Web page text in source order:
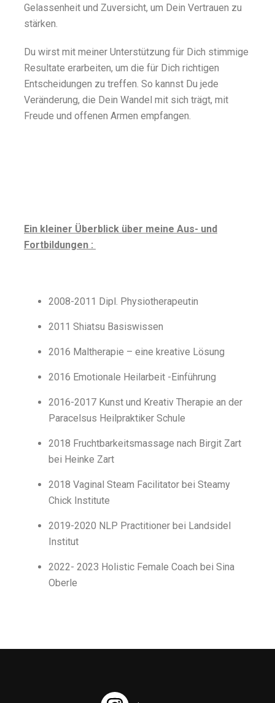
Gelassenheit und Zuversicht, um Dein Vertrauen zu
stärken.
Du wirst mit meiner Unterstützung für Dich stimmige
Resultate erarbeiten, um die für Dich richtigen
Entscheidungen zu treffen. So kannst Du jede
Veränderung, die Dein Wandel mit sich trägt, mit
Freude und offenen Armen empfangen.
Ein kleiner Überblick über meine Aus- und
Fortbildungen :
2008-2011 Dipl. Physiotherapeutin
2011 Shiatsu Basiswissen
2016 Maltherapie – eine kreative Lösung
2016 Emotionale Heilarbeit -Einführung
2016-2017 Kunst und Kreativ Therapie an der
Paracelsus Heilpraktiker Schule
2018 Fruchtbarkeitsmassage nach Birgit Zart
bei Heinke Zart
2018 Vaginal Steam Facilitator bei Steamy
Chick Institute
2019-2020 NLP Practitioner bei Landsidel
Institut
2022- 2023 Holistic Female Coach bei Sina
Oberle